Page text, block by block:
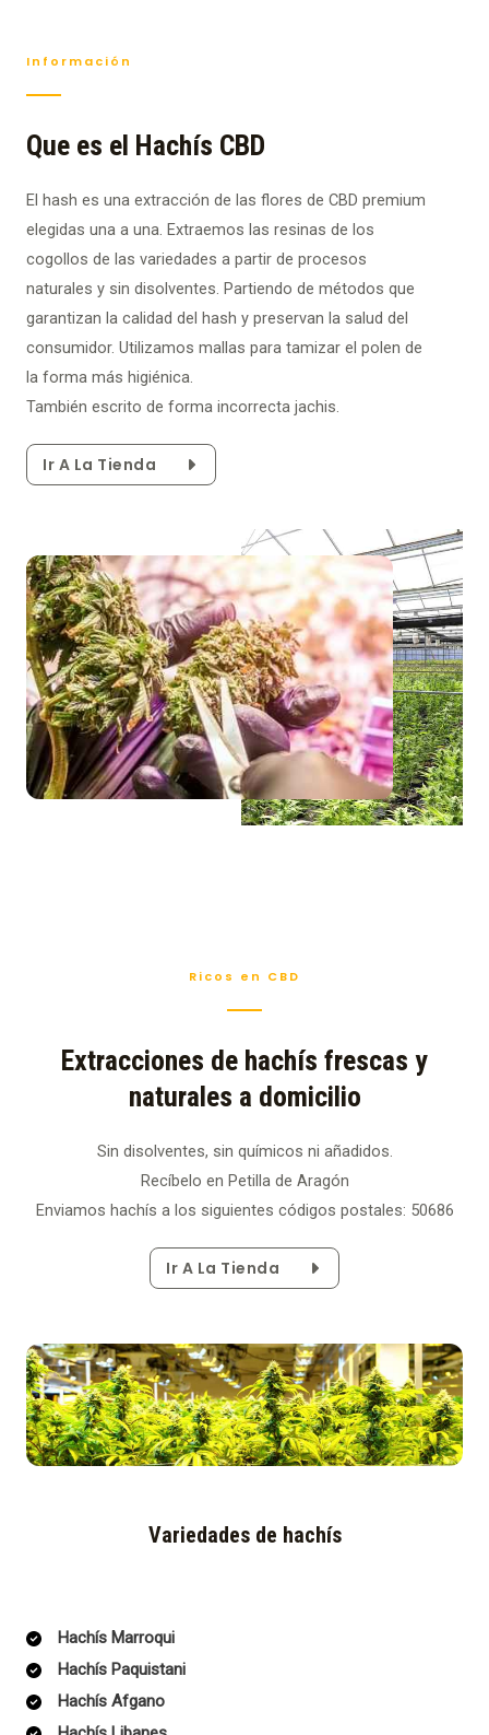
Información
Que es el Hachís CBD
El hash es una extracción de las flores de CBD premium
elegidas una a una. Extraemos las resinas de los
cogollos de las variedades a partir de procesos
naturales y sin disolventes. Partiendo de métodos que
garantizan la calidad del hash y preservan la salud del
consumidor. Utilizamos mallas para tamizar el polen de
la forma más higiénica.
También escrito de forma incorrecta jachis.
Ir A La Tienda
Ricos en CBD
Extracciones de hachís frescas y
naturales a domicilio
Sin disolventes, sin químicos ni añadidos.
Recíbelo en Petilla de Aragón
Enviamos hachís a los siguientes códigos postales: 50686
Ir A La Tienda
Variedades de hachís
Hachís Marroqui
Hachís Paquistani
Hachís Afgano